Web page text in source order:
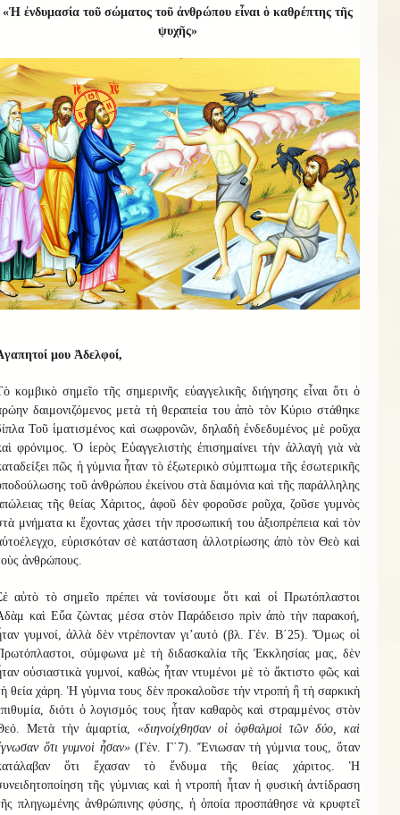
«Ἡ ἐνδυμασία τοῦ σώματος τοῦ ἀνθρώπου εἶναι ὁ καθρέπτης τῆς
ψυχῆς»
μου Ἀδελφοί,
κομβικὸ σημεῖο τῆς σημερινῆς εὐαγγελικῆς διήγησης εἶναι ὅτι ὁ
δαιμονιζόμενος μετὰ τὴ θεραπεία του ἀπὸ τὸν Κύριο στάθηκε
Τοῦ ἱματισμένος καὶ σωφρονῶν, δηλαδὴ ἐνδεδυμένος μὲ ροῦχα
φρόνιμος. Ὁ ἱερὸς Εὐαγγελιστὴς ἐπισημαίνει τὴν ἀλλαγὴ γιὰ νὰ
πῶς ἡ γύμνια ἦταν τὸ ἐξωτερικὸ σύμπτωμα τῆς ἐσωτερικῆς
τοῦ ἀνθρώπου ἐκείνου στὰ δαιμόνια καὶ τῆς παράλληλης
τῆς θείας Χάριτος, ἀφοῦ δὲν φοροῦσε ροῦχα, ζοῦσε γυμνὸς
μνήματα κι ἔχοντας χάσει τὴν προσωπική του ἀξιοπρέπεια καὶ τὸν
εὑρισκόταν σὲ κατάσταση ἀλλοτρίωσης ἀπὸ τὸν Θεὸ καὶ
ἀνθρώπους.
αὐτὸ τὸ σημεῖο πρέπει νὰ τονίσουμε ὅτι καὶ οἱ Πρωτόπλαστοι
καὶ Εὔα ζὼντας μέσα στὸν Παράδεισο πρὶν ἀπὸ τὴν παρακοή,
γυμνοί, ἀλλὰ δὲν ντρέπονταν γι’αυτό (βλ. Γέν. Β΄25). Ὅμως οἱ
σύμφωνα μὲ τὴ διδασκαλία τῆς Ἐκκλησίας μας, δὲν
οὐσιαστικὰ γυμνοί, καθὼς ἦταν ντυμένοι μὲ τὸ ἄκτιστο φῶς καὶ
θεία χάρη. Ἡ γύμνια τους δὲν προκαλοῦσε τὴν ντροπὴ ἢ τὴ σαρκικὴ
διότι ὁ λογισμός τους ἦταν καθαρὸς καὶ στραμμένος στὸν
Μετὰ τὴν ἁμαρτία, «διηνοίχθησαν οἱ ὀφθαλμοὶ τῶν δύο, καὶ
ὅτι γυμνοὶ ἦσαν»(Γέν. Γ΄7). Ἔνιωσαν τὴ γύμνια τους, ὅταν
ὅτι ἔχασαν τὸ ἔνδυμα τῆς θείας χάριτος. Ἡ
τῆς γύμνιας καὶ ἡ ντροπὴ ἦταν ἡ φυσικὴ ἀντίδραση
πληγωμένης ἀνθρώπινης φύσης, ἡ ὁποία προσπάθησε νὰ κρυφτεῖ